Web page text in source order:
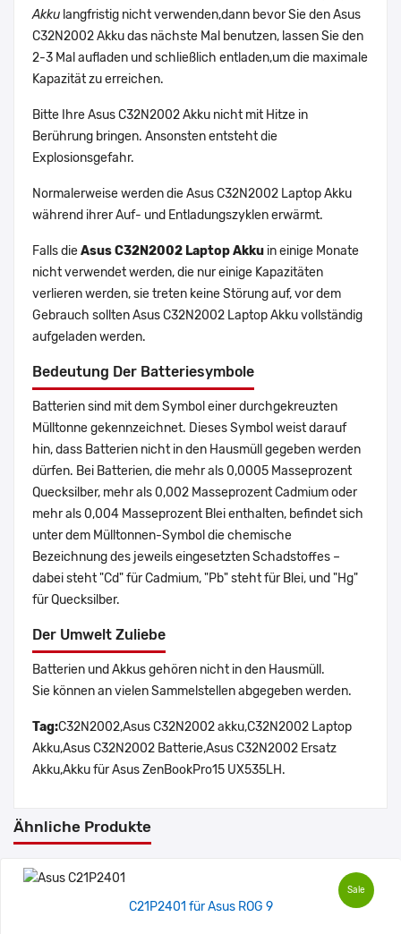
Akku langfristig nicht verwenden,dann bevor Sie den Asus
C32N2002 Akku das nächste Mal benutzen, lassen Sie den
2-3 Mal aufladen und schließlich entladen,um die maximale
Kapazität zu erreichen.
Bitte Ihre Asus C32N2002 Akku nicht mit Hitze in
Berührung bringen. Ansonsten entsteht die
Explosionsgefahr.
Normalerweise werden die Asus C32N2002 Laptop Akku
während ihrer Auf- und Entladungszyklen erwärmt.
Falls dieAsus C32N2002 Laptop Akku in einige Monate
nicht verwendet werden, die nur einige Kapazitäten
verlieren werden, sie treten keine Störung auf, vor dem
Gebrauch sollten Asus C32N2002 Laptop Akku vollständig
aufgeladen werden.
Bedeutung Der Batteriesymbole
Batterien sind mit dem Symbol einer durchgekreuzten
Mülltonne gekennzeichnet. Dieses Symbol weist darauf
hin, dass Batterien nicht in den Hausmüll gegeben werden
dürfen. Bei Batterien, die mehr als 0,0005 Masseprozent
Quecksilber, mehr als 0,002 Masseprozent Cadmium oder
mehr als 0,004 Masseprozent Blei enthalten, befindet sich
unter dem Mülltonnen-Symbol die chemische
Bezeichnung des jeweils eingesetzten Schadstoffes –
dabei steht "Cd" für Cadmium, "Pb" steht für Blei, und "Hg"
für Quecksilber.
Der Umwelt Zuliebe
Batterien und Akkus gehören nicht in den Hausmüll.
Sie können an vielen Sammelstellen abgegeben werden.
Tag:C32N2002,Asus C32N2002 akku,C32N2002 Laptop
Akku,Asus C32N2002 Batterie,Asus C32N2002 Ersatz
Akku,Akku für Asus ZenBookPro15 UX535LH.
Ähnliche Produkte
Sale
C21P2401 für Asus ROG 9